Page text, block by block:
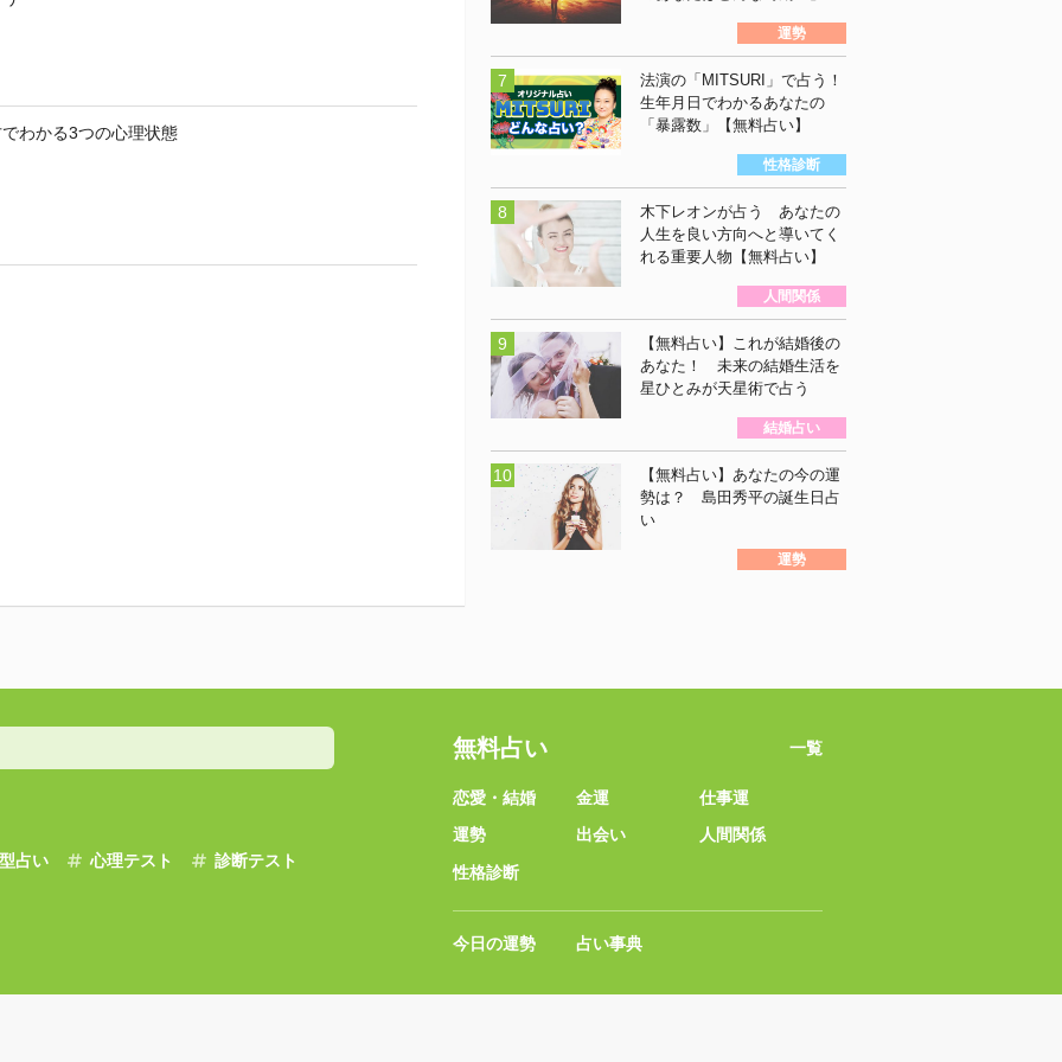
わかる3つの心理状態
運勢
法演の「MITSURI」で占う！
生年月日でわかるあなたの
「暴露数」【無料占い】
性格診断
木下レオンが占う あなたの
人生を良い方向へと導いてく
れる重要人物【無料占い】
人間関係
【無料占い】これが結婚後の
あなた！ 未来の結婚生活を
星ひとみが天星術で占う
結婚占い
【無料占い】あなたの今の運
勢は？ 島田秀平の誕生日占
い
運勢
占い 心理テスト 診断テスト
無料占い 一覧
恋愛・結婚 金運
仕事運
運勢
出会い
人間関係
性格診断
今日の運勢 占い事典